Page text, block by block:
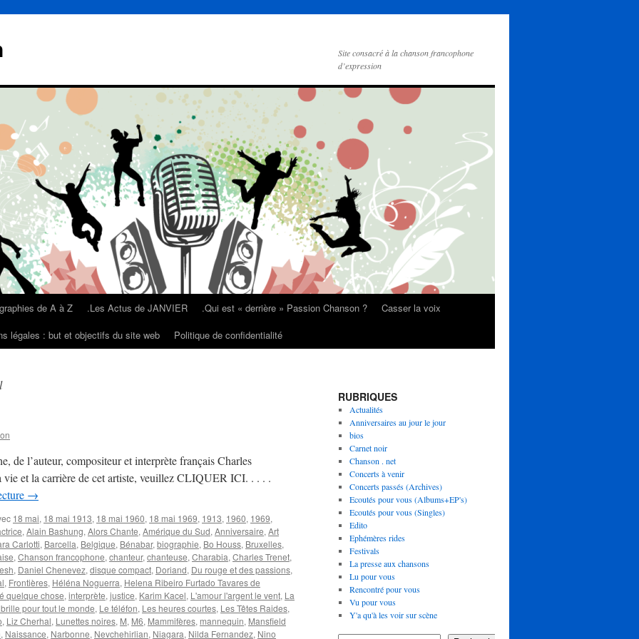
Site consacré à la chanson francophone
d’expression
de A à Z .Les Actus de JANVIER .Qui est « derrière » Passion Chanson ?
Casser la voix
légales : but et objectifs du site web Politique de confidentialité
de l’auteur, compositeur et interprète français Charles
et la carrière de cet artiste, veuillez CLIQUER ICI. . . . .
→
18 mai, 18 mai 1913, 18 mai 1960, 18 mai 1969, 1913, 1960, 1969,
, Alain Bashung, Alors Chante, Amérique du Sud, Anniversaire, Art
Carlotti, Barcella, Belgique, Bénabar, biographie, Bo Houss, Bruxelles,
, Chanson francophone, chanteur, chanteuse, Charabia, Charles Trenet,
, Daniel Chenevez, disque compact, Doriand, Du rouge et des passions,
, Frontières, Héléna Noguerra, Helena Ribeiro Furtado Tavares de
quelque chose, interprète, justice, Karim Kacel, L'amour l'argent le vent, La
pour tout le monde, Le téléfon, Les heures courtes, Les Têtes Raides,
, Liz Cherhal, Lunettes noires, M, M6, Mammifères, mannequin, Mansfield
, Naissance, Narbonne, Nevchehirlian, Niagara, Nilda Fernandez, Nino
RUBRIQUES
Actualités
Anniversaires au jour le jour
bios
Carnet noir
Chanson . net
Concerts à venir
Concerts passés (Archives)
Ecoutés pour vous (Albums+EP's)
Ecoutés pour vous (Singles)
Edito
Ephémères rides
Festivals
La presse aux chansons
Lu pour vous
Rencontré pour vous
Vu pour vous
Y'a qu'à les voir sur scène